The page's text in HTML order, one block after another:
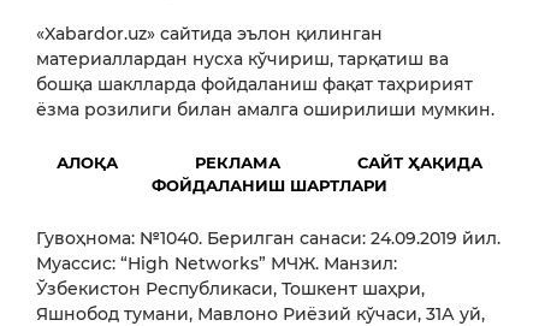
«Xabardor.uz» сайтида эълон қилинган
материаллардан нусха кўчириш, тарқатиш ва
бошқа шаклларда фойдаланиш фақат таҳририят
ёзма розилиги билан амалга оширилиши мумкин.
АЛОҚА РЕКЛАМА
САЙТ ҲАҚИДА
ФОЙДАЛАНИШ ШАРТЛАРИ
Гувоҳнома: №1040. Берилган санаси: 24.09.2019 йил.
Муассис: “High Networks” МЧЖ. Манзил:
Ўзбекистон Республикаси, Тошкент шаҳри,
Яшнобод тумани, Мавлоно Риёзий кўчаси, 31А уй,